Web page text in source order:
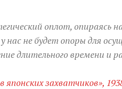
оплот, опираясь
не будет опоры для
длительного времени и
захватчиков»,